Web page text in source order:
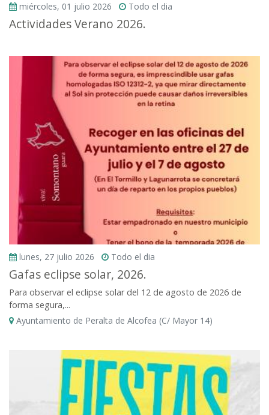
miércoles, 01 julio 2026 Todo el dia
Actividades Verano 2026.
lunes, 27 julio 2026 Todo el dia
Gafas eclipse solar, 2026.
Para observar el eclipse solar del 12 de agosto de 2026 de
forma segura,...
Ayuntamiento de Peralta de Alcofea (C/ Mayor 14)